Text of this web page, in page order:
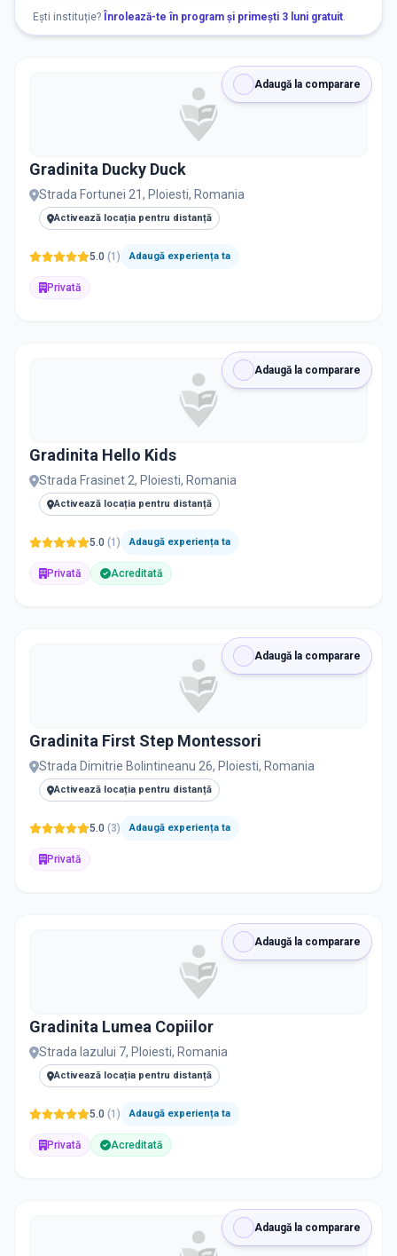
Nu există informații despre locuri libere
Nu există informații despre job-uri
PRIVAT / DE STAT
Toate Private
Resetează filtrele
Ești instituție? Înrolează-te în program și primești 3 luni gratuit.
Adaugă la comparare
Gradinita Ducky Duck
Strada Fortunei 21, Ploiesti, Romania
Activează locația pentru distanță
5.0 (1 ) Adaugă experiența ta
Privată
Adaugă la comparare
Gradinita Hello Kids
Strada Frasinet 2, Ploiesti, Romania
Activează locația pentru distanță
5.0 (1 ) Adaugă experiența ta
Privată Acreditată
Adaugă la comparare
Gradinita First Step Montessori
Strada Dimitrie Bolintineanu 26, Ploiesti, Romania
Activează locația pentru distanță
5.0 (3) Adaugă experiența ta
Privată
Adaugă la comparare
Gradinita Lumea Copiilor
Strada Iazului 7, Ploiesti, Romania
Activează locația pentru distanță
5.0 (1 ) Adaugă experiența ta
Privată Acreditată
Adaugă la comparare